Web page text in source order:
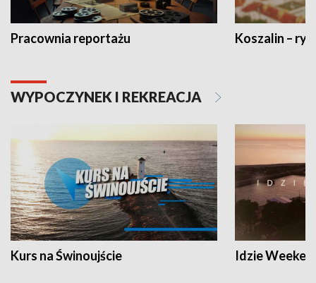
Pracownia reportażu Koszalin –
WYPOCZYNEK I REKREACJA
Kurs na Świnoujście Idzie